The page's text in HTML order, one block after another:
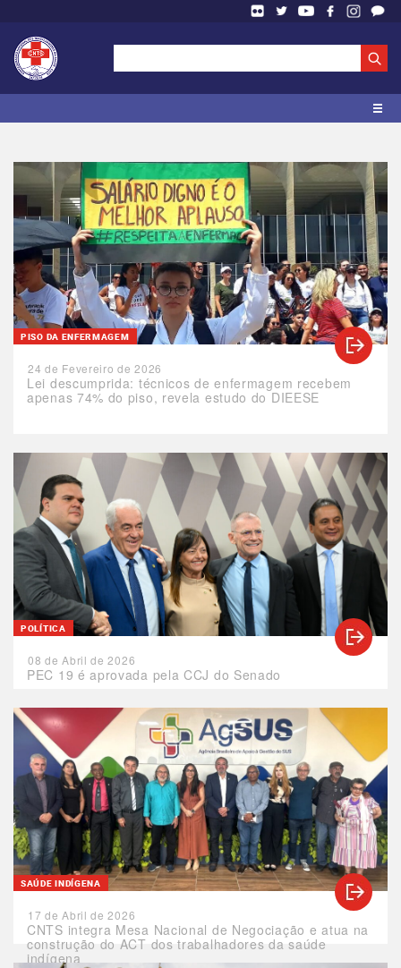
Lei descumprida: técnicos de enfermagem recebem
apenas 74% do piso, revela estudo do DIEESE
PISO DA ENFERMAGEM
24 de Fevereiro de 2026
PEC 19 é aprovada pela CCJ do Senado
POLÍTICA
08 de Abril de 2026
CNTS integra Mesa Nacional de Negociação e atua na
construção do ACT dos trabalhadores da saúde
indígena
SAÚDE INDÍGENA
17 de Abril de 2026